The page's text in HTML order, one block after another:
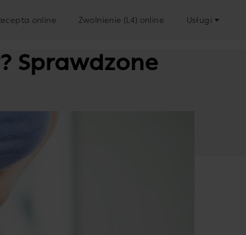
online Zwolnienie (L4) online Usługi
Sprawdzone